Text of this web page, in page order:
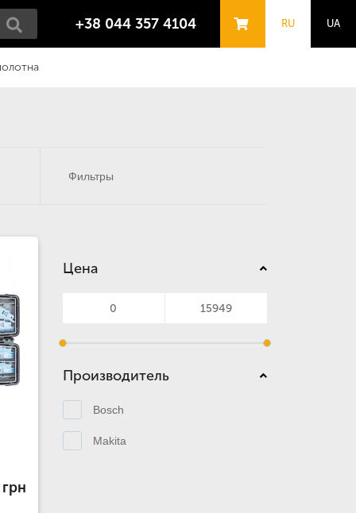
+38 044 357 4104 RU UA
Цена
Производитель
Bosch
Makita
Фильтры